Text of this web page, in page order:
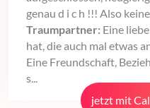
genau d i c h !!! Also
Traumpartner: Eine
hat, die auch mal etwas
Eine Freundschaft,
s...
jetzt mit